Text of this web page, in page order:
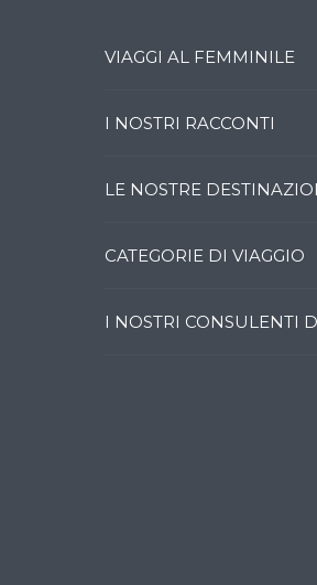
VIAGGI AL FEMMINILE
I NOSTRI RACCONTI
LE NOSTRE
CATEGORIE DI VIAGGIO
I NOSTRI CONSULENTI